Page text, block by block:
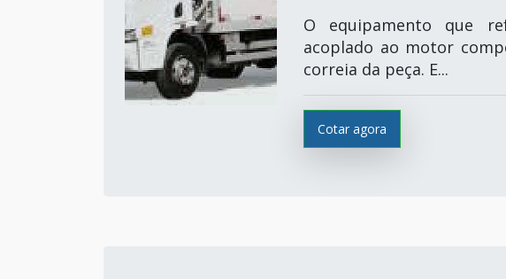
O equipamento que
acoplado ao motor
correia da peça. E...
Cotar agora